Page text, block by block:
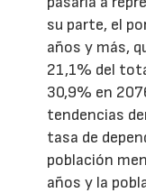
su parte, el
años y más,
21,1% del
30,9% en
tendencias
tasa de
población
años y la